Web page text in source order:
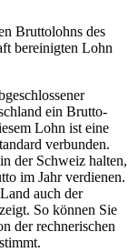
Bruttolohns des
bereinigten Lohn
ein Brutto-
Lohn ist eine
verbunden.
der Schweiz halten,
im Jahr verdienen.
auch der
So können Sie
der rechnerischen